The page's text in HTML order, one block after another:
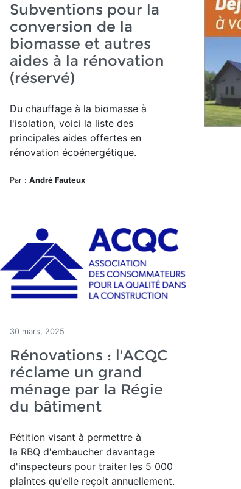
Subventions pour la
conversion de la
biomasse et autres
aides à la rénovation
(réservé)
Du chauffage à la biomasse à
l'isolation, voici la liste des
principales aides offertes en
rénovation écoénergétique.
Par : André Fauteux
30 mars, 2025
Rénovations : l'ACQC
réclame un grand
ménage par la Régie
du bâtiment
Pétition visant à permettre à
la RBQ d'embaucher davantage
d'inspecteurs pour traiter les 5 000
plaintes qu'elle reçoit annuellement.